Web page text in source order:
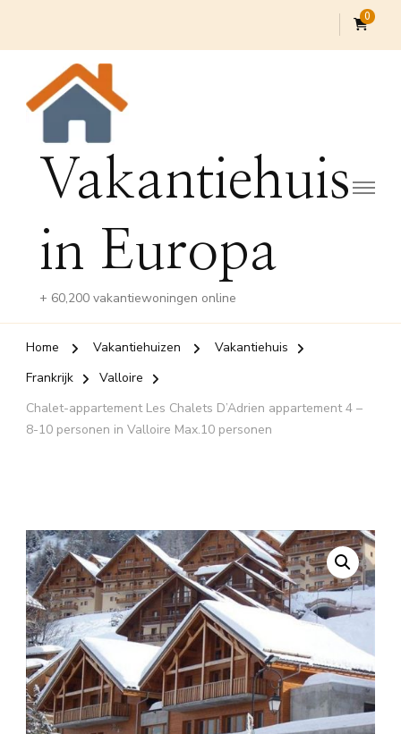
0
Vakantiehuis
in Europa
+ 60,200 vakantiewoningen online
Home Vakantiehuizen
Vakantiehuis
Frankrijk
Valloire
Chalet-appartement Les Chalets D’Adrien appartement 4 –
8-10 personen in Valloire Max.10 personen